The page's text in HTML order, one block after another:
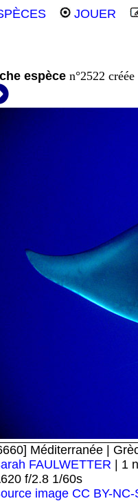
JOUER
espèce n°2522 créée
Méditerranée |
FAULWETTER | 1
f/2.8 1/60s
image CC BY-NC-